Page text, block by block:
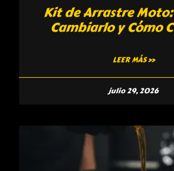
Kit de Arrastre
Cambiarlo y Cómo
LEER MÁS »
julio 29, 2026